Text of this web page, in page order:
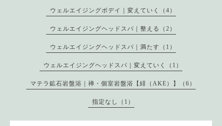
ウェルエイジングボデイ｜変えていく（4）
ウェルエイジングヘッドスパ｜整える（2）
ウェルエイジングヘッドスパ｜満たす（1）
ウェルエイジングヘッドスパ｜変えていく（1）
マテラ鉱石岩盤浴｜禅・個室岩盤浴【緋（AKE）】（6）
指定なし（1）